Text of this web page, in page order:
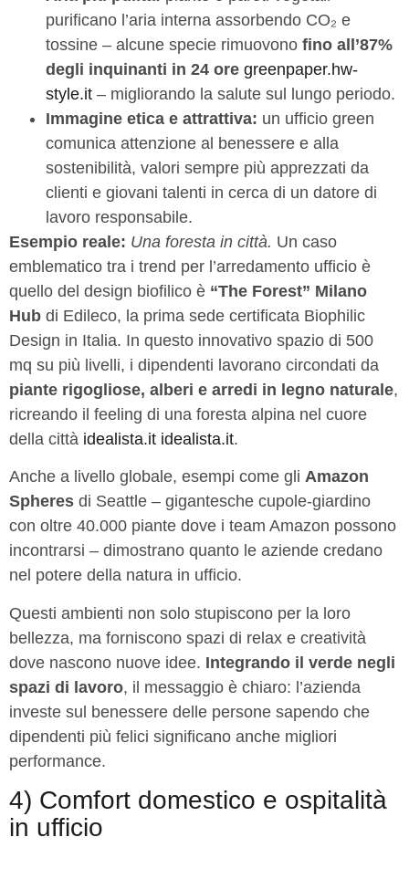
purificano l’aria interna assorbendo CO₂ e
tossine – alcune specie rimuovono fino all’87%
degli inquinanti in 24 ore greenpaper.hw-
style.it – migliorando la salute sul lungo periodo.
Immagine etica e attrattiva: un ufficio green
comunica attenzione al benessere e alla
sostenibilità, valori sempre più apprezzati da
clienti e giovani talenti in cerca di un datore di
lavoro responsabile.
Esempio reale: Una foresta in città. Un caso
emblematico tra i trend per l’arredamento ufficio è
quello del design biofilico è “The Forest” Milano
Hub di Edileco, la prima sede certificata Biophilic
Design in Italia. In questo innovativo spazio di 500
mq su più livelli, i dipendenti lavorano circondati da
piante rigogliose, alberi e arredi in legno naturale,
ricreando il feeling di una foresta alpina nel cuore
della città idealista.it idealista.it.
Anche a livello globale, esempi come gli Amazon
Spheres di Seattle – gigantesche cupole-giardino
con oltre 40.000 piante dove i team Amazon possono
incontrarsi – dimostrano quanto le aziende credano
nel potere della natura in ufficio.
Questi ambienti non solo stupiscono per la loro
bellezza, ma forniscono spazi di relax e creatività
dove nascono nuove idee. Integrando il verde negli
spazi di lavoro, il messaggio è chiaro: l’azienda
investe sul benessere delle persone sapendo che
dipendenti più felici significano anche migliori
performance.
4) Comfort domestico e ospitalità
in ufficio